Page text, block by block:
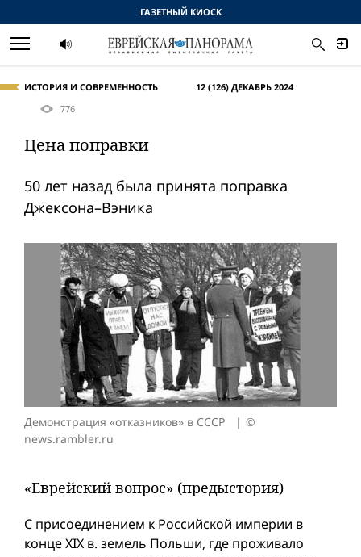
ИСТОРИЯ И СОВРЕМЕННОСТЬ
12 (126) ДЕКАБРЬ 2024
776
Цена поправки
50 лет назад была принята поправка
Джексонa–Вэника
Демонстрация «отказников» в СССР
©
news.rambler.ru
«Еврейский вопрос» (предыстория)
С присоединением к Российской империи в
конце XIX в. земель Польши, где проживало
ГАЗЕТНЫЙ КИОСК